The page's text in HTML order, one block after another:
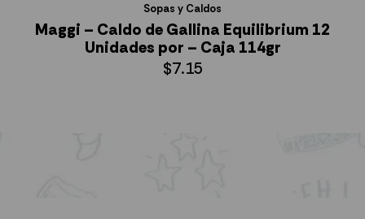
Sopas y Caldos
Maggi – Caldo de Gallina Equilibrium 12
Unidades por – Caja 114gr
$7.15